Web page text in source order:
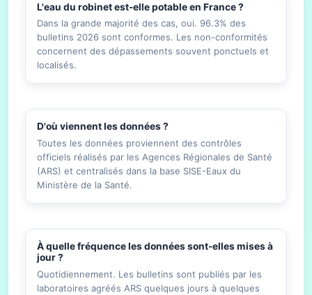
L'eau du robinet est-elle potable en France ?
Dans la grande majorité des cas, oui. 96.3% des
bulletins 2026 sont conformes. Les non-conformités
concernent des dépassements souvent ponctuels et
localisés.
D'où viennent les données ?
Toutes les données proviennent des contrôles
officiels réalisés par les Agences Régionales de Santé
(ARS) et centralisés dans la base SISE-Eaux du
Ministère de la Santé.
À quelle fréquence les données sont-elles mises à
jour ?
Quotidiennement. Les bulletins sont publiés par les
laboratoires agréés ARS quelques jours à quelques